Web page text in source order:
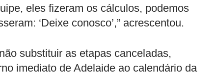
eles fizeram os cálculos, podemos
‘Deixe conosco’,” acrescentou.
substituir as etapas canceladas,
imediato de Adelaide ao calendário da